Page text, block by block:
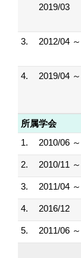
2019/03
3. 2012/04 ～
4. 2019/04 ～
所属学会
1.
2010/06 ～
2. 2010/11 ～
3. 2011/04 ～
4. 2016/12
5. 2011/06 ～